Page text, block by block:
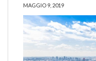
MAGGIO 9, 2019